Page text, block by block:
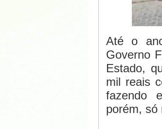
Até o
Governo
Estado,
mil reais
fazendo
porém, só